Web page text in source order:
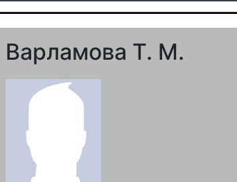
Варламова Т. М.